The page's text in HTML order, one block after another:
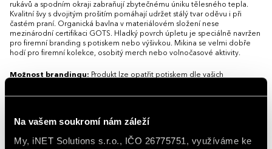
Na vašem soukromí nám záleží
My, iNET Solutions s.r.o., IČO 26775751, využíváme ke
rukávů a spodním okraji zabraňují zbytečnému úniku tělesného tepla.
Kvalitní švy s dvojitým prošitím pomáhají udržet stálý tvar oděvu i při
častém praní. Organická bavlna v materiálovém složení nese
mezinárodní certifikaci GOTS. Hladký povrch úpletu je speciálně navržen
pro firemní branding s potiskem nebo výšivkou. Mikina se velmi dobře
hodí pro firemní kolekce, osobitý merch nebo volnočasové aktivity.
Možnost brandingu: Produkt lze opatřit potiskem dle vašich
ohledem na design i váš rozpočet.
Vlastnosti